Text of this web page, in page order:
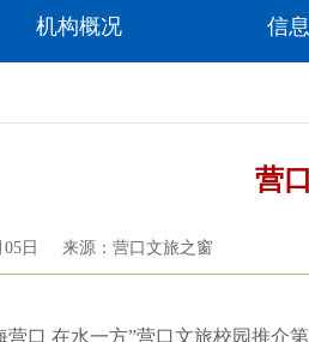
机构概况 信
营
日 来源：营口文旅之窗
口 在水一方”营口文旅校园推介第